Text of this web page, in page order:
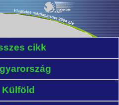
cikk
Külföld